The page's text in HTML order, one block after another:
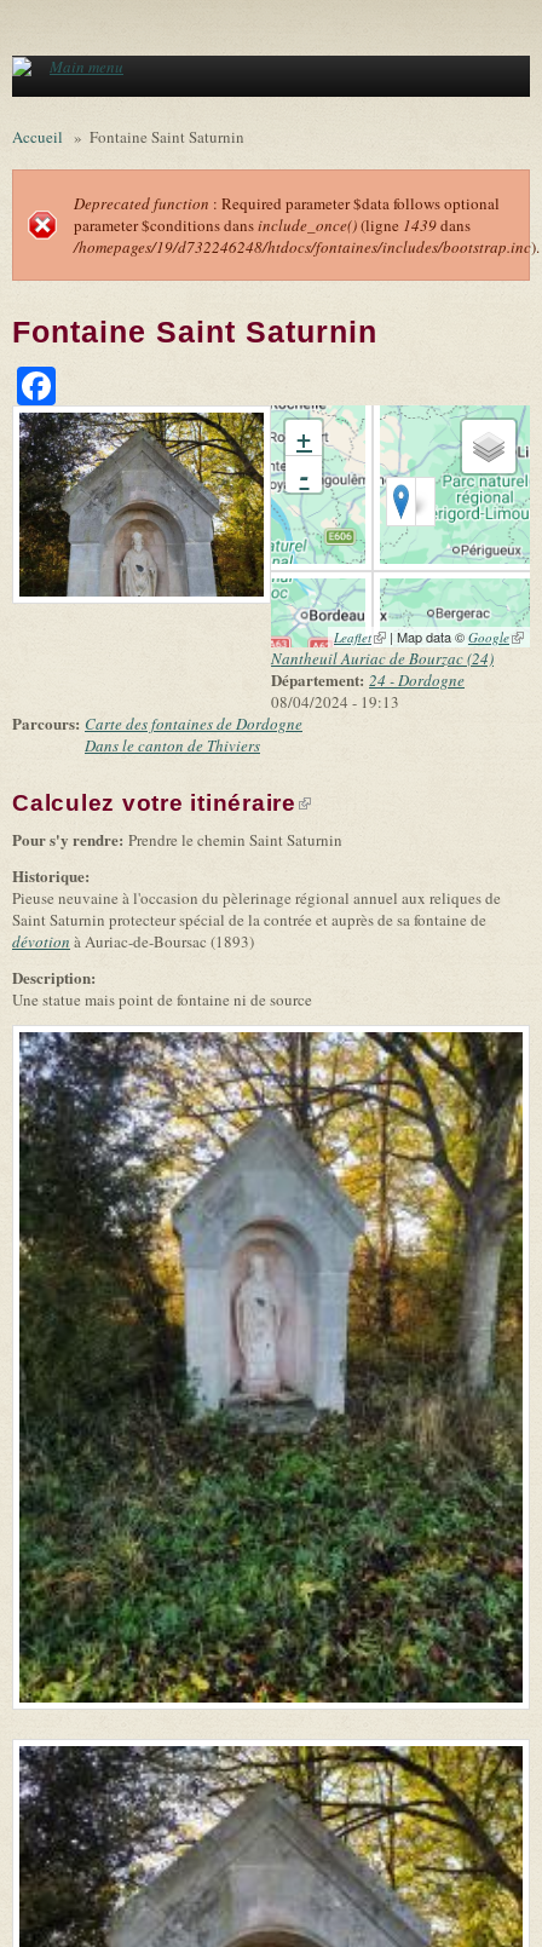
Main menu
Accueil » Fontaine Saint Saturnin
Message d'erreur
Deprecated function : Required parameter $data follows optional
parameter $conditions dansinclude_once()(ligne 1439dans
/homepages/19/d732246248/htdocs/fontaines/includes/bootstrap.inc).
Fontaine Saint Saturnin
+
-
Leaflet(link is external)
| Map data © Google(link
Nantheuil Auriac de Bourzac (24)
Département: 24 - Dordogne
08/04/2024 - 19:13
Parcours: Carte des fontaines de Dordogne
Dans le canton de Thiviers
Calculez votre itinéraire(link is external)
Pour s'y rendre: Prendre le chemin Saint Saturnin
Historique:
Pieuse neuvaine à l'occasion du pèlerinage régional annuel aux reliques de
Saint Saturnin protecteur spécial de la contrée et auprès de sa fontaine de
dévotion à Auriac-de-Boursac (1893)
Description:
Une statue mais point de fontaine ni de source